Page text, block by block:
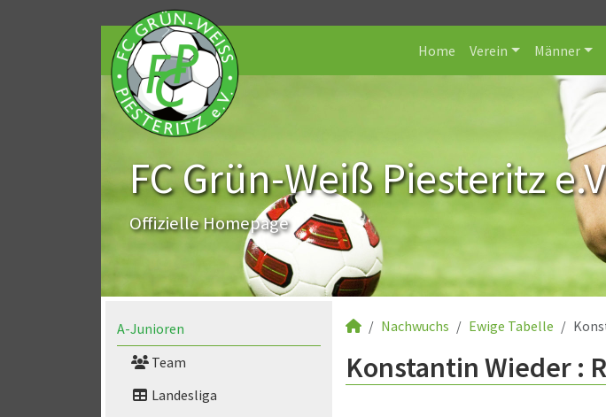
Home Verein Männer
FC Grün-Weiß Piesteritz
Offizielle Homepage
A-Junioren
Team
Landesliga
Nachwuchs Ewige Tabelle
Konstantin Wieder :